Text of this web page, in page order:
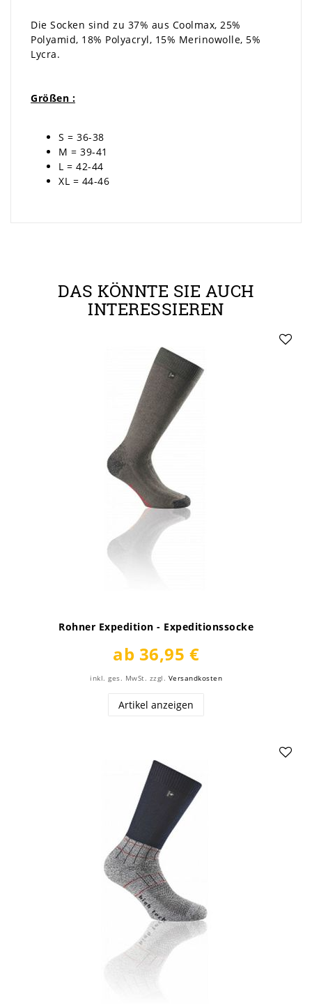
Die Socken sind zu 37% aus Coolmax, 25%
Polyamid, 18% Polyacryl, 15% Merinowolle, 5%
Lycra.
Größen :
S = 36-38
M = 39-41
L = 42-44
XL = 44-46
DAS KÖNNTE SIE AUCH
INTERESSIEREN
Rohner Expedition - Expeditionssocke
ab 36,95 €
inkl. ges. MwSt. zzgl. Versandkosten
Artikel anzeigen